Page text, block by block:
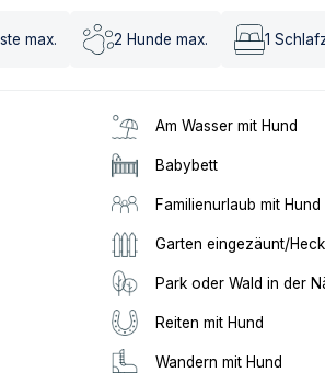
max. 2 Hunde max. 1
Am Wasser mit Hund
Babybett
Familienurlaub mit Hund
Garten eingezäunt/
Park oder Wald in der
Reiten mit Hund
Wandern mit Hund